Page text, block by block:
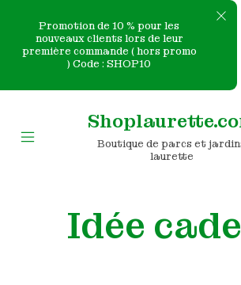
Promotion de 10 % pour les
nouveaux clients lors de leur
première commande ( hors promo
) Code : SHOP10
content
Boutique de parcs et
laurette
Idée